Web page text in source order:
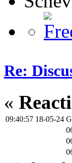
Re:
«
09:40:57 18-05-24